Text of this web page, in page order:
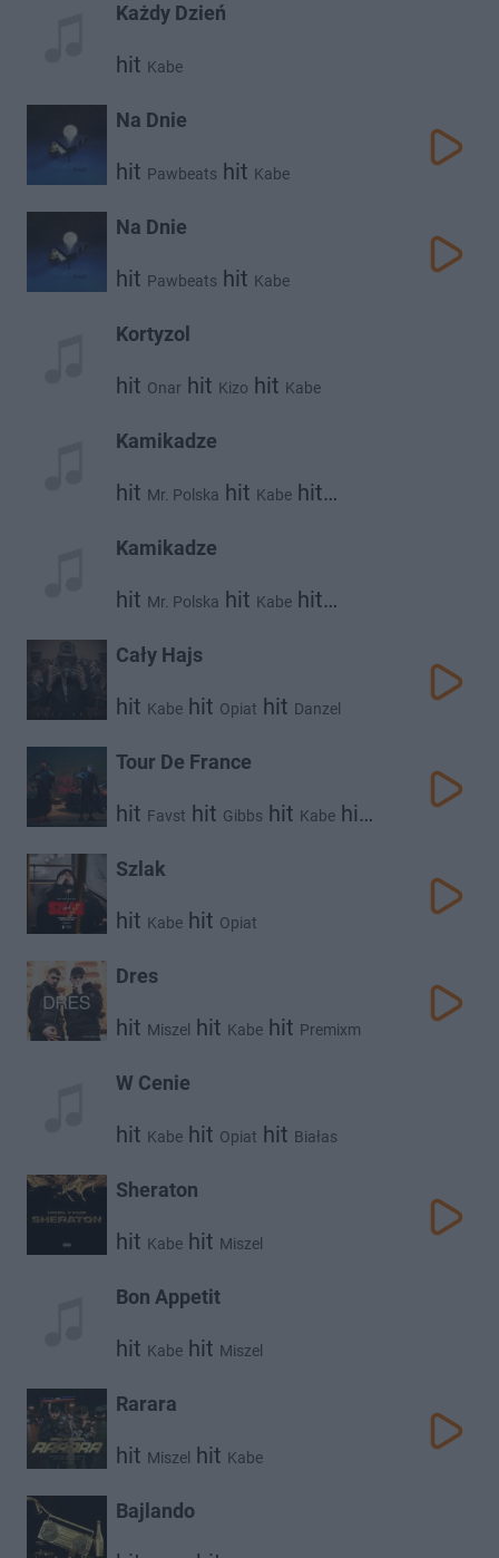
Każdy Dzień
hit Kabe
Na Dnie
hit Pawbeats hit Kabe
Na Dnie
hit Pawbeats hit Kabe
Kortyzol
hit Onar hit Kizo hit Kabe
Kamikadze
hit Mr. Polska hit Kabe hit
Kamikadze
hit Mr. Polska hit Kabe hit
Cały Hajs
hit Kabe hit Opiat hit Danzel
Tour De France
hit Favst hit Gibbs hit Kabe hit
Szlak
hit Kabe hit Opiat
Dres
hit Miszel hit Kabe hit Premixm
W Cenie
hit Kabe hit Opiat hit Białas
Sheraton
hit Kabe hit Miszel
Bon Appetit
hit Kabe hit Miszel
Rarara
hit Miszel hit Kabe
Bajlando